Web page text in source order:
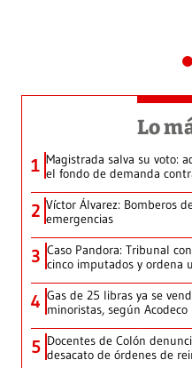
Lo
1 Magistrada salva su voto:
el fondo de demanda
2 Víctor Álvarez: Bomberos
emergencias
3 Caso Pandora: Tribunal
cinco imputados y ordena
4 Gas de 25 libras ya se
minoristas, según Acodeco
5 Docentes de Colón
desacato de órdenes de